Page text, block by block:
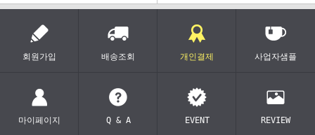
회원가입 배송조회 개인결제 사업자샘플
마이페이지 Q & A EVENT REVIEW